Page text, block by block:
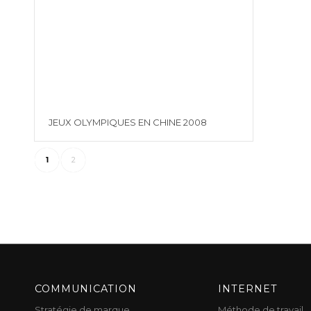
JEUX OLYMPIQUES EN CHINE 2008
1 2
COMMUNICATION INTERNET